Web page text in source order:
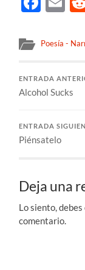
Poesía -
ENTRADA
Alcohol Sucks
ENTRADA
Piénsatelo
Deja una
Lo siento,
comentario.